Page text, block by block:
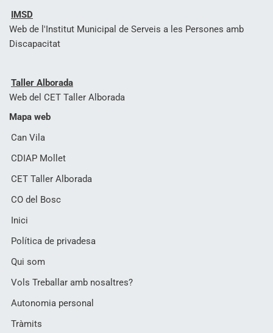
IMSD
Web de l'Institut Municipal de Serveis a les Persones amb
Discapacitat
Taller Alborada
Web del CET Taller Alborada
Mapa web
Can Vila
CDIAP Mollet
CET Taller Alborada
CO del Bosc
Inici
Política de privadesa
Qui som
Vols Treballar amb nosaltres?
Autonomia personal
Tràmits